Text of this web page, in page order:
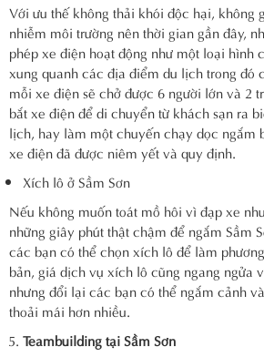
Với ưu thế không thải khói độc hại, không
nhiễm môi trường nên thời gian gần đây,
phép xe điện hoạt động như một loại hình
xung quanh các địa điểm du lịch trong đó
mỗi xe điện sẽ chở được 6 người lớn và 2
bắt xe điện để di chuyển từ khách sạn ra
lịch, hay làm một chuyến chạy dọc ngắm
xe điện đã được niêm yết và quy định.
Xích lô ở Sầm Sơn
Nếu không muốn toát mồ hôi vì đạp xe
những giây phút thật chậm để ngắm Sầm
các bạn có thể chọn xích lô để làm
bản, giá dịch vụ xích lô cũng ngang ngửa
nhưng đổi lại các bạn có thể ngắm cảnh
thoải mái hơn nhiều.
Teambuilding tại Sầm Sơn